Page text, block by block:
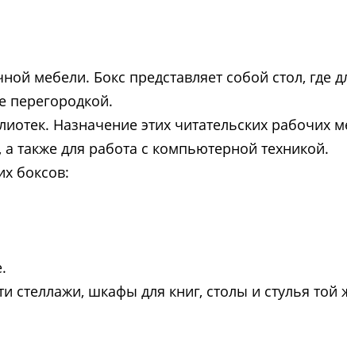
мебели. Бокс представляет собой стол, где
перегородкой.
Назначение этих читательских рабочих
также для работа с компьютерной техникой.
боксов:
стеллажи, шкафы для книг, столы и стулья той